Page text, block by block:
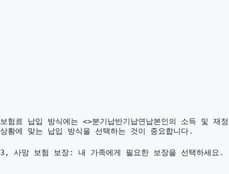
보험료 납입 방식에는 <>분기납반기납연납본인의 소득 및 재정
상황에 맞는 납입 방식을 선택하는 것이 중요합니다.
3, 사망 보험 보장: 내 가족에게 필요한 보장을 선택하세요.